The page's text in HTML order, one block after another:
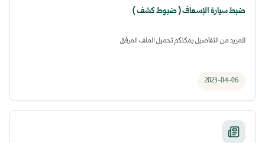
ضبط سيارة الإسعاف ( ضبوط كشف )
للمزيد من التفاصيل يمكنكم تحميل الملف المرفق
2023-04-06